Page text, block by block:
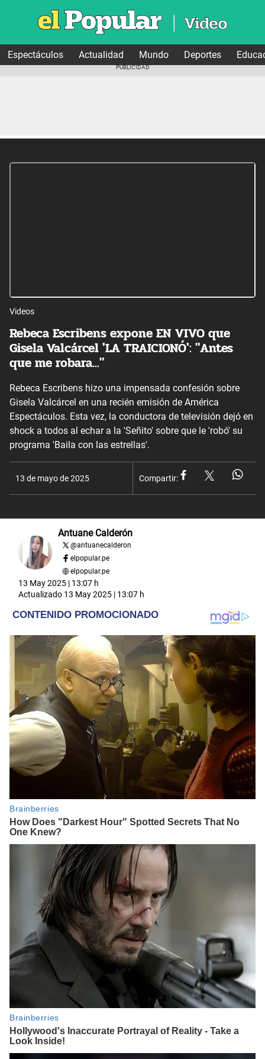
Espectáculos Actualidad Mundo Deportes
Videos
Rebeca Escribens expone EN VIVO que
Gisela Valcárcel 'LA TRAICIONÓ': "Antes
que me robara..."
Rebeca Escribens hizo una impensada confesión sobre
Gisela Valcárcel en una recién emisión de América
Espectáculos. Esta vez, la conductora de televisión dejó en
shock a todos al echar a la 'Señito' sobre que le 'robó' su
programa 'Baila con las estrellas'.
13 de mayo de 2025 Compartir:
Antuane Calderón
@antuanecalderon
elpopular.pe
elpopular.pe
13 May 2025 | 13:07 h
Actualizado 13 May 2025 | 13:07 h